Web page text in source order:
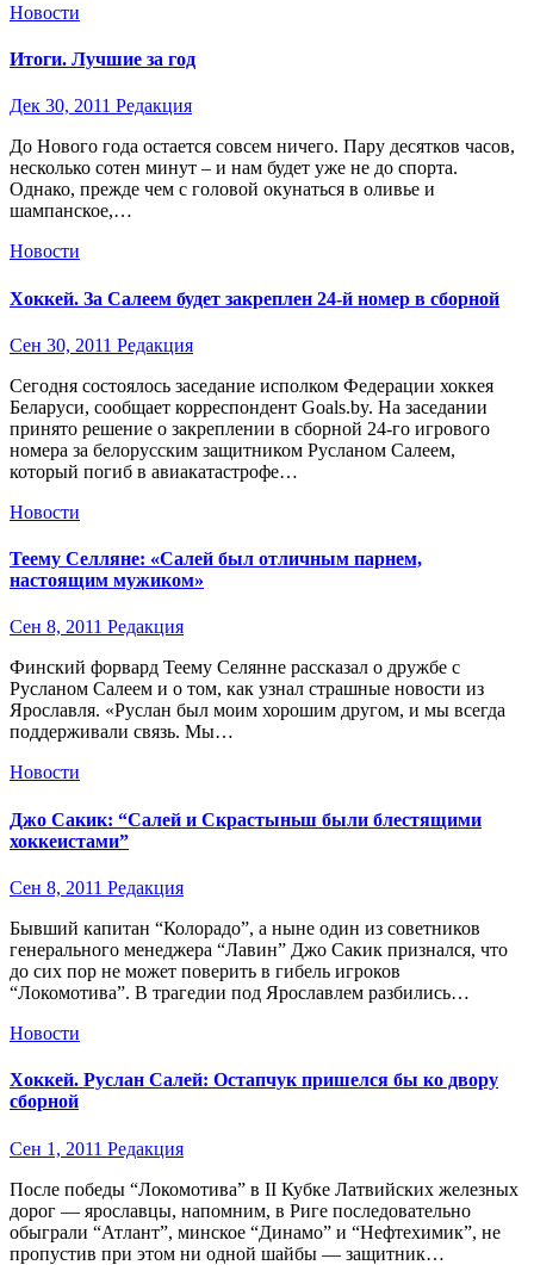
Новости
Итоги. Лучшие за год
Дек 30, 2011 Редакция
До Нового года остается совсем ничего. Пару десятков часов,
несколько сотен минут – и нам будет уже не до спорта.
Однако, прежде чем с головой окунаться в оливье и
шампанское,…
Новости
Хоккей. За Салеем будет закреплен 24-й номер в сборной
Сен 30, 2011 Редакция
Сегодня состоялось заседание исполком Федерации хоккея
Беларуси, сообщает корреспондент Goals.by. На заседании
принято решение о закреплении в сборной 24-го игрового
номера за белорусским защитником Русланом Салеем,
который погиб в авиакатастрофе…
Новости
Теему Селляне: «Салей был отличным парнем,
настоящим мужиком»
Сен 8, 2011 Редакция
Финский форвард Теему Селянне рассказал о дружбе с
Русланом Салеем и о том, как узнал страшные новости из
Ярославля. «Руслан был моим хорошим другом, и мы всегда
поддерживали связь. Мы…
Новости
Джо Сакик: “Салей и Скрастыньш были блестящими
хоккеистами”
Сен 8, 2011 Редакция
Бывший капитан “Колорадо”, а ныне один из советников
генерального менеджера “Лавин” Джо Сакик признался, что
до сих пор не может поверить в гибель игроков
“Локомотива”. В трагедии под Ярославлем разбились…
Новости
Хоккей. Руслан Салей: Остапчук пришелся бы ко двору
сборной
Сен 1, 2011 Редакция
После победы “Локомотива” в II Кубке Латвийских железных
дорог — ярославцы, напомним, в Риге последовательно
обыграли “Атлант”, минское “Динамо” и “Нефтехимик”, не
пропустив при этом ни одной шайбы — защитник…